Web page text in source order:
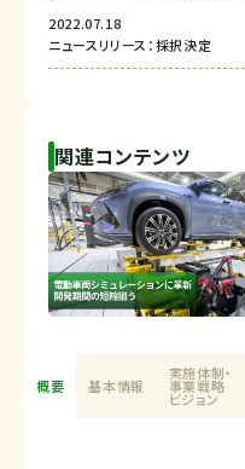
2022.07.18
ニュースリリース：採択決定
関連コンテンツ
概要 基本情報
実施体制・
事業戦略
ビジョン